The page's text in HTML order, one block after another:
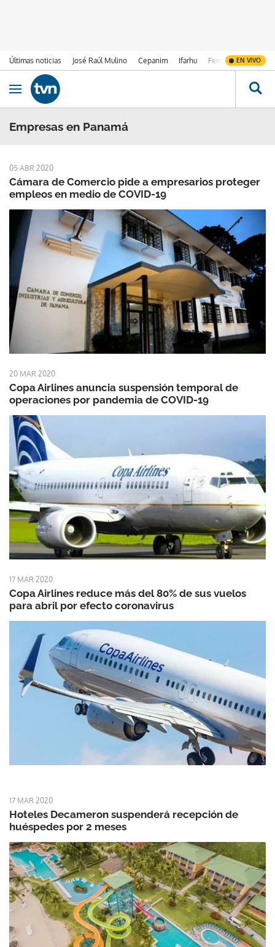
Últimas noticias José Raúl Mulino Cepanim Ifarhu Fenómeno de El
EN VIVO
Ir al contenido
Obrir navegació
Empresas en Panamá
05 ABR 2020
Cámara de Comercio pide a empresarios proteger
empleos en medio de COVID-19
20 MAR 2020
Copa Airlines anuncia suspensión temporal de
operaciones por pandemia de COVID-19
17 MAR 2020
Copa Airlines reduce más del 80% de sus vuelos
para abril por efecto coronavirus
17 MAR 2020
Hoteles Decameron suspenderá recepción de
huéspedes por 2 meses